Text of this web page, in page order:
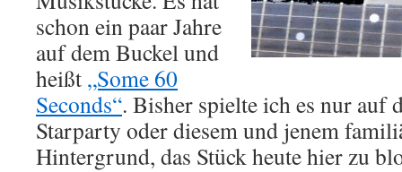
schon ein paar Jahre
auf dem Buckel und
heißt „Some 60
Seconds“. Bisher spielte ich es nur auf
Starparty oder diesem und jenem
Hintergrund, das Stück heute hier zu